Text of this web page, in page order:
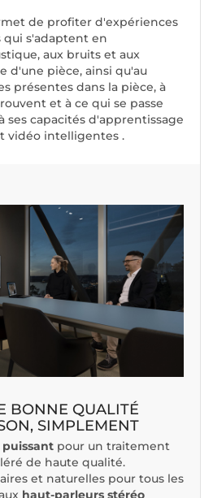
de profiter d'expériences
qui s'adaptent en
aux bruits et aux
d'une pièce, ainsi qu'au
présentes dans la pièce, à
et à ce qui se passe
ses capacités d'apprentissage
vidéo intelligentes .
BONNE QUALITÉ
SIMPLEMENT
puissant pour un traitement
de haute qualité.
et naturelles pour tous les
haut-parleurs stéréo